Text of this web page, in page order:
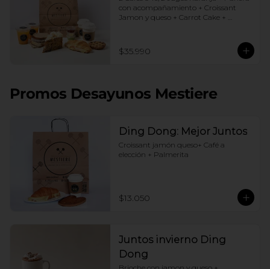
con acompañamiento + Croissant
Jamon y queso + Carrot Cake +
$35.990
Promos Desayunos Mestiere
Ding Dong: Mejor Juntos
Croissant jamón queso+ Café a
elección + Palmerita
$13.050
Juntos invierno Ding
Dong